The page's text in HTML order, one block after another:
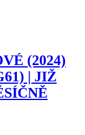
(2024)
| JIŽ